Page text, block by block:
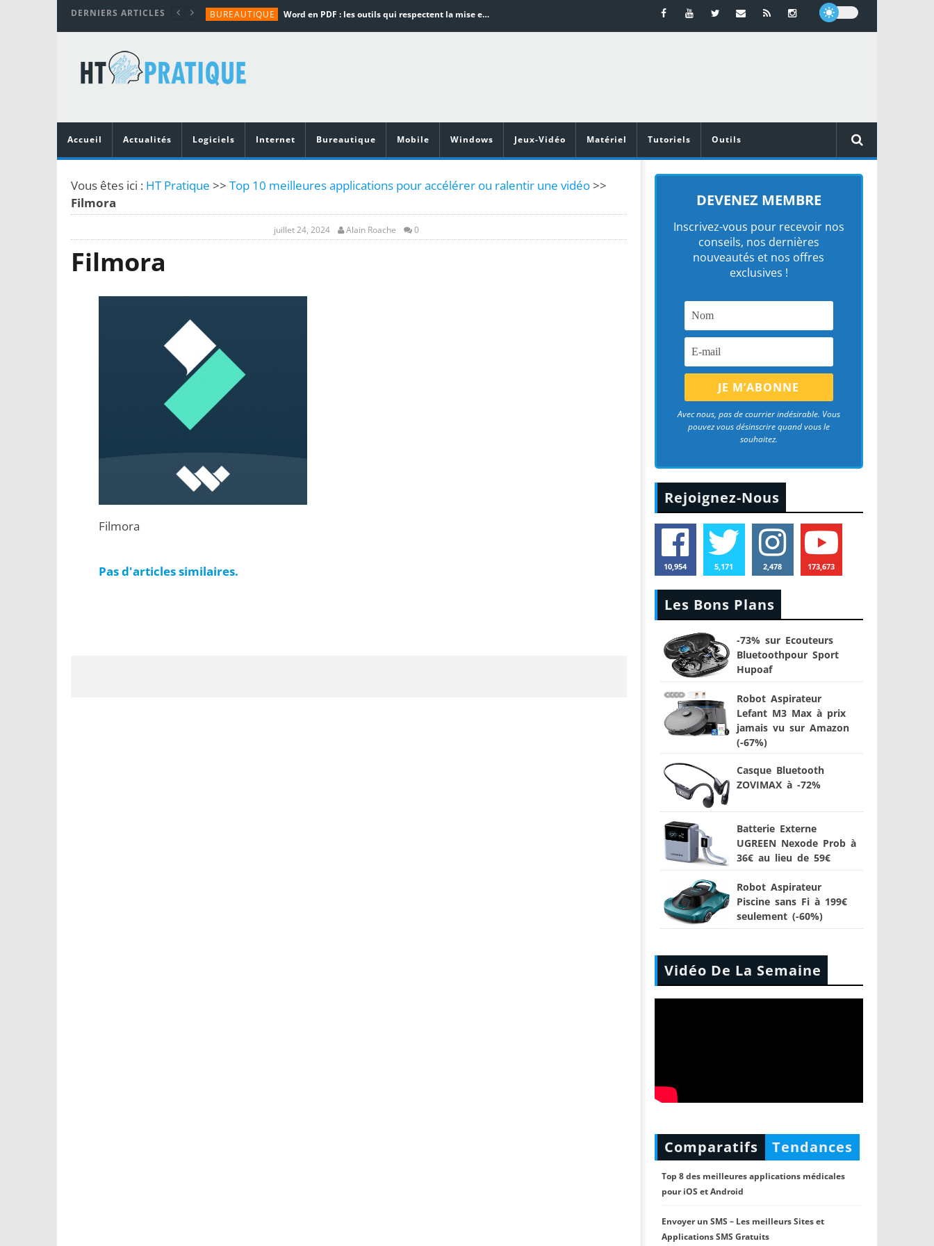
DERNIERS ARTICLES BUREAUTIQUE Word en PDF : les outils qui respectent la mise en page
TUTORIALS
MATÉRIEL
Vidéoprojecteurs Asus : Top 6 des meilleurs modèles de la marque
Accueil
Actualités Logiciels Internet Bureautique Mobile Windows Jeux-Vidéo Matériel Tutoriels Outils
Vous êtes ici : HT Pratique >> Top 10 meilleures applications pour accélérer ou ralentir une vidéo>>
Filmora
juillet 24, 2024 Alain Roache 0
Filmora
Filmora
Pas d'articles similaires.
DEVENEZ MEMBRE
Inscrivez-vous pour recevoir nos
conseils, nos dernières
nouveautés et nos offres
exclusives !
Avec nous, pas de courrier indésirable. Vous
pouvez vous désinscrire quand vous le
souhaitez.
Rejoignez-Nous
10,954 5,171 2,478 173,673
Les Bons Plans
-73% sur Ecouteurs
Bluetoothpour Sport
Hupoaf
Robot Aspirateur
Lefant M3 Max à prix
jamais vu sur Amazon
(-67%)
Casque Bluetooth
ZOVIMAX à -72%
Batterie Externe
UGREEN Nexode Prob à
36€ au lieu de 59€
Robot Aspirateur
Piscine sans Fi à 199€
seulement (-60%)
Vidéo De La Semaine
Comparatifs Tendances
Top 8 des meilleures applications médicales
pour iOS et Android
Envoyer un SMS – Les meilleurs Sites et
Applications SMS Gratuits